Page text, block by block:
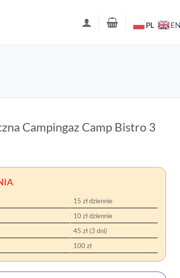
PL EN
Campingaz Camp Bistro 3
15 zł dziennie
10 zł dziennie
45 zł (3 dni)
100 zł